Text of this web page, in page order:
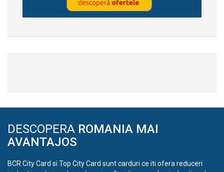
DESCOPERA ROMANIA MAI
AVANTAJOS
BCR City Card si Top City Card sunt carduri ce iti ofera reduceri